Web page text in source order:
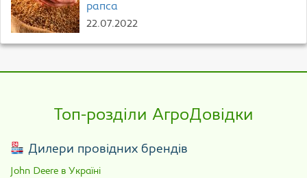
рапса
22.07.2022
Топ-розділи АгроДовідки
Дилери провідних брендів
John Deere в Україні